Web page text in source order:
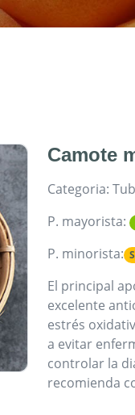
Camote
Categoria:
P. mayorista:
P. minorista:
El principal
excelente
estrés
a evitar
controlar la
recomienda